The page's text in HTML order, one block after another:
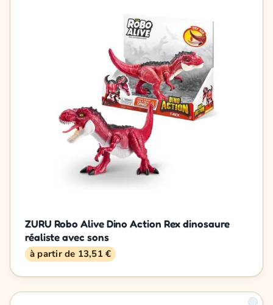
ZURU Robo Alive Dino Action Rex dinosaure
réaliste avec sons
à partir de 13,51 €